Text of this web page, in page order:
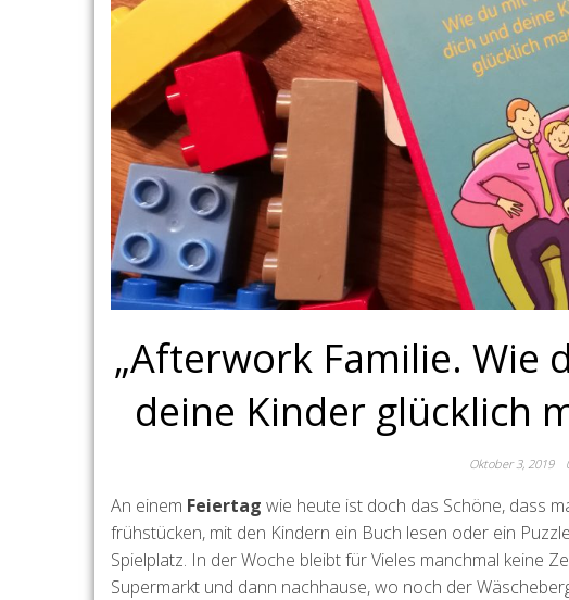
„Afterwork Familie. Wie
deine Kinder glücklich
Oktober 3, 2019
An einem Feiertag wie heute ist doch das Schöne, dass
frühstücken, mit den Kindern ein Buch lesen oder ein
Spielplatz. In der Woche bleibt für Vieles manchmal keine
Supermarkt und dann nachhause, wo noch der